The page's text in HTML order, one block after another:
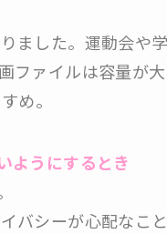
ました。運動会や
ファイルは容量が大
め。
ようにするとき
バシーが心配なこ